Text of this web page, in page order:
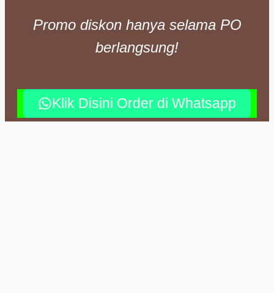
Promo diskon hanya selama PO
berlangsung!
Klik Disini Order di Whatsapp